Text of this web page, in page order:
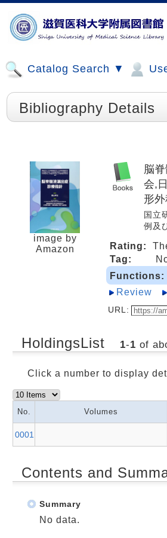
Catalog Search ▼
Bibliography Details
image by
Amazon
脳
会,
形
国立
例及
Rating:
Tag:
Functions:
Review
URL:
HoldingsList 1-1 of
Click a number to display
No. Volumes
0001
Contents and
Summary
No data.